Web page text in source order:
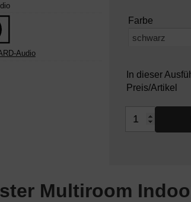
Audio
Farbe
In dieser
Preis/Artikel
Multiroom